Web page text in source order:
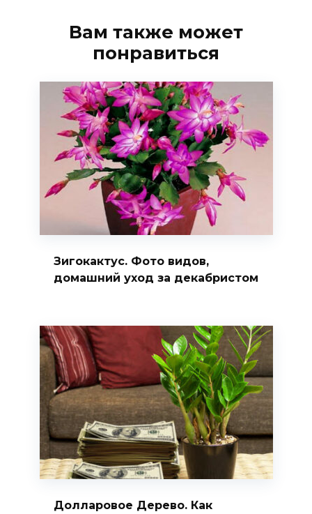
Вам также может
понравиться
Зигокактус. Фото видов,
домашний уход за декабристом
Долларовое Дерево. Как